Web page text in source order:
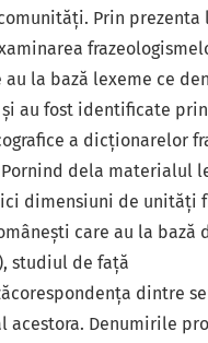
Prin prezenta
au la bază lexeme ce
au fost identificate
a dicționarelor
dela materialul
dimensiuni de unități
care au la bază
studiul de față
dintre
acestora. Denumirile